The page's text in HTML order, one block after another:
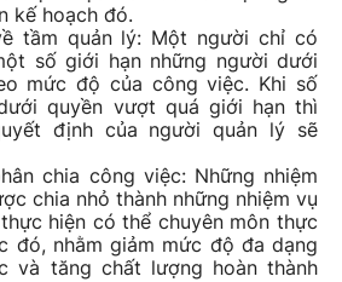
kế hoạch đó.
tầm quản lý: Một người chỉ có
số giới hạn những người dưới
mức độ của công việc. Khi số
quyền vượt quá giới hạn thì
định của người quản lý sẽ
chia công việc: Những nhiệm
chia nhỏ thành những nhiệm vụ
hiện có thể chuyên môn thực
đó, nhằm giảm mức độ đa dạng
và tăng chất lượng hoàn thành